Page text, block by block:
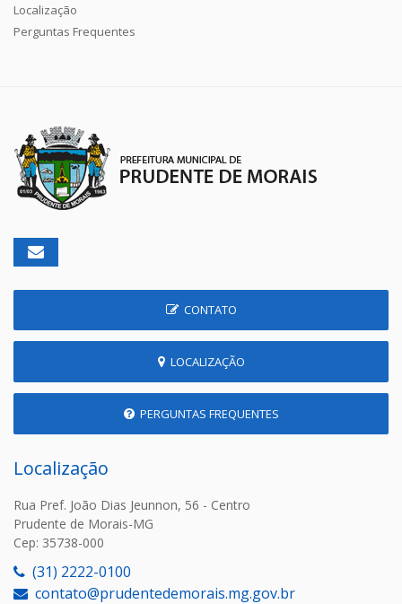
Localização
Perguntas Frequentes
CONTATO
LOCALIZAÇÃO
PERGUNTAS FREQUENTES
Localização
Rua Pref. João Dias Jeunnon, 56 - Centro
Prudente de Morais-MG
Cep: 35738-000
(31) 2222-0100
contato@prudentedemorais.mg.gov.br